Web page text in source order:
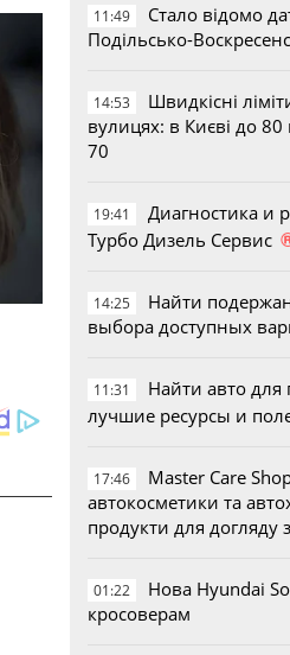
11:49
Стало відомо
Подільсько-
14:53
Швидкісні
вулицях: в Києві до
70
19:41
Диагностика и
Турбо Дизель Сервис
14:25
Найти
выбора доступных
11:31
Найти авто для
лучшие ресурсы и
17:46
Master Care
автокосметики та
продукти для догляду
01:22
Нова Hyundai
кросоверам